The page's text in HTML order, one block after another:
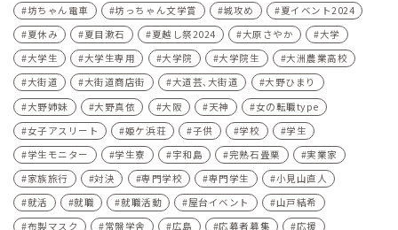
坊ちゃん電車
坊っちゃん文学賞 城攻め
夏イベント2024
夏休み
夏目漱石 夏越し祭2024 大原さやか
大学
大学生
大学生専用 大学院 大学院生
大洲農業高校
大街道
大街道商店街 大道芸､大街道
大野ひまり
大野姉妹
大野真依 大阪 天神
女の転職type
女子アスリート
姫ケ浜荘 子供 学校
学生
学生モニター
学生寮 宇和島 完熟石畳栗
実業家
家族旅行
対決 専門学校 専門学生
小見山直人
就活
就職 就職活動 屋台イベント
山戸結希
布製マスク
常盤学舎 広島 応募者募集
応援